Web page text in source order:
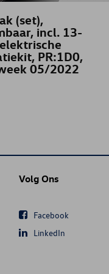
(set),
incl. 13-
PR:1D0,
05/2022
Volg Ons
Facebook
LinkedIn